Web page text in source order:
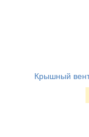
Крышный